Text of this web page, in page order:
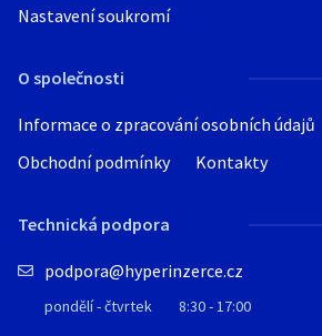
Nastavení soukromí
O společnosti
Informace o zpracování osobních údajů
Obchodní podmínky
Kontakty
Technická podpora
podpora@hyperinzerce.cz
pondělí - čtvrtek 8:30 - 17:00